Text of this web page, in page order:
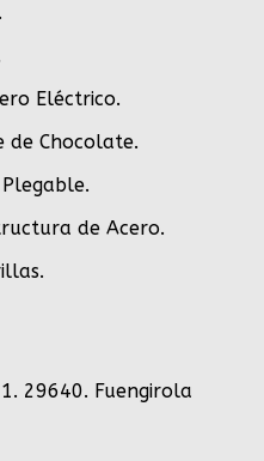
.
Eléctrico.
de Chocolate.
.
de Acero.
.
29640. Fuengirola